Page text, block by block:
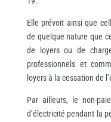
Elle prévoit ainsi que
de quelque nature que
de loyers ou de
professionnels et
loyers à la cessation de
Par ailleurs, le non-
d’électricité pendant la